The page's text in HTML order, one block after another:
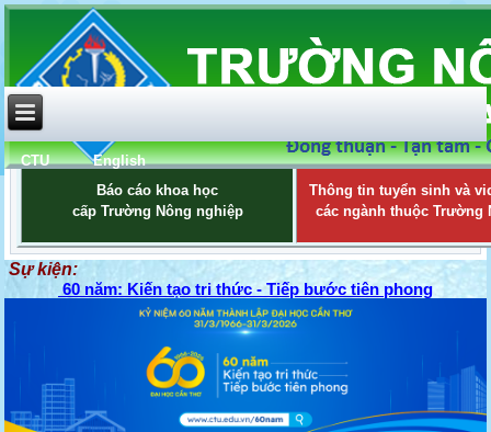
CTU
English
Báo cáo khoa học
cấp Trường Nông nghiệp
Thông tin tuyển sinh và
các ngành thuộc Trường
Sự kiện:
60 năm: Kiến tạo tri thức - Tiếp bước tiên phong